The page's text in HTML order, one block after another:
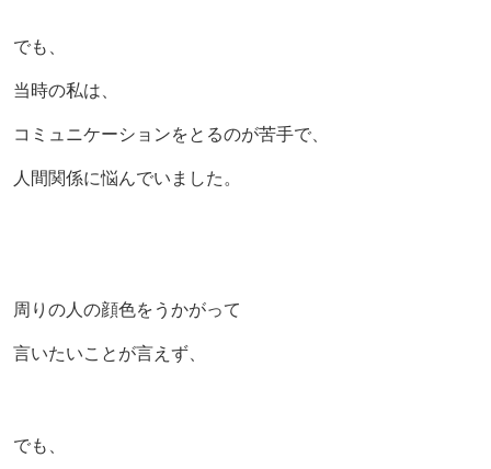
でも、
当時の私は、
コミュニケーションをとるのが苦手で、
人間関係に悩んでいました。
周りの人の顔色をうかがって
言いたいことが言えず、
でも、